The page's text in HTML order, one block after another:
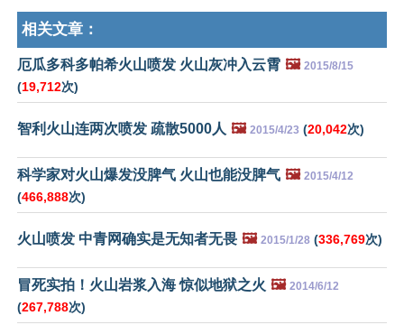
相关文章：
厄瓜多科多帕希火山喷发 火山灰冲入云霄 🖼️ 2015/8/15
(19,712次)
智利火山连两次喷发 疏散5000人 🖼️ 2015/4/23 (20,042次)
科学家对火山爆发没脾气 火山也能没脾气 🖼️ 2015/4/12
(466,888次)
火山喷发 中青网确实是无知者无畏 🖼️ 2015/1/28 (336,769次)
冒死实拍！火山岩浆入海 惊似地狱之火 🖼️ 2014/6/12
(267,788次)